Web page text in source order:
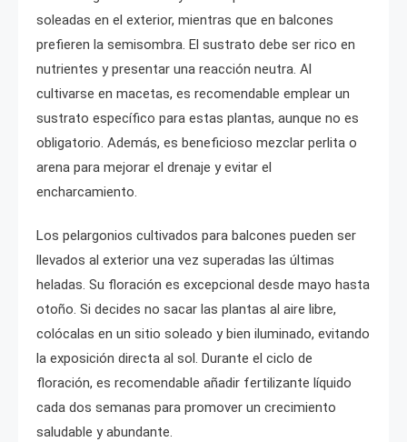
soleadas en el exterior, mientras que en balcones
prefieren la semisombra. El sustrato debe ser rico en
nutrientes y presentar una reacción neutra. Al
cultivarse en macetas, es recomendable emplear un
sustrato específico para estas plantas, aunque no es
obligatorio. Además, es beneficioso mezclar perlita o
arena para mejorar el drenaje y evitar el
encharcamiento.
Los pelargonios cultivados para balcones pueden ser
llevados al exterior una vez superadas las últimas
heladas. Su floración es excepcional desde mayo hasta
otoño. Si decides no sacar las plantas al aire libre,
colócalas en un sitio soleado y bien iluminado, evitando
la exposición directa al sol. Durante el ciclo de
floración, es recomendable añadir fertilizante líquido
cada dos semanas para promover un crecimiento
saludable y abundante.